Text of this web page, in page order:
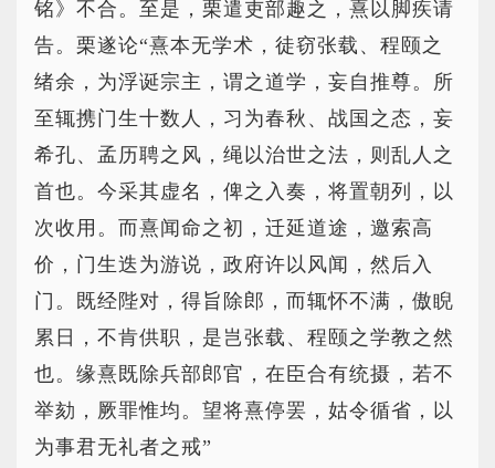
铭》不合。至是，栗遣吏部趣之，熹以脚疾请
告。栗遂论“熹本无学术，徒窃张载、程颐之
绪余，为浮诞宗主，谓之道学，妄自推尊。所
至辄携门生十数人，习为春秋、战国之态，妄
希孔、孟历聘之风，绳以治世之法，则乱人之
首也。今采其虚名，俾之入奏，将置朝列，以
次收用。而熹闻命之初，迁延道途，邀索高
价，门生迭为游说，政府许以风闻，然后入
门。既经陛对，得旨除郎，而辄怀不满，傲睨
累日，不肯供职，是岂张载、程颐之学教之然
也。缘熹既除兵部郎官，在臣合有统摄，若不
举劾，厥罪惟均。望将熹停罢，姑令循省，以
为事君无礼者之戒”